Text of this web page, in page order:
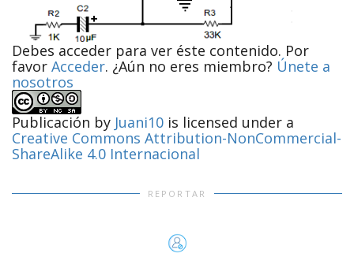
Debes acceder para ver éste contenido. Por
favor Acceder. ¿Aún no eres miembro? Únete a
nosotros
Publicación by Juani10 is licensed under a
Creative Commons Attribution-NonCommercial-
ShareAlike 4.0 Internacional
REPORTAR